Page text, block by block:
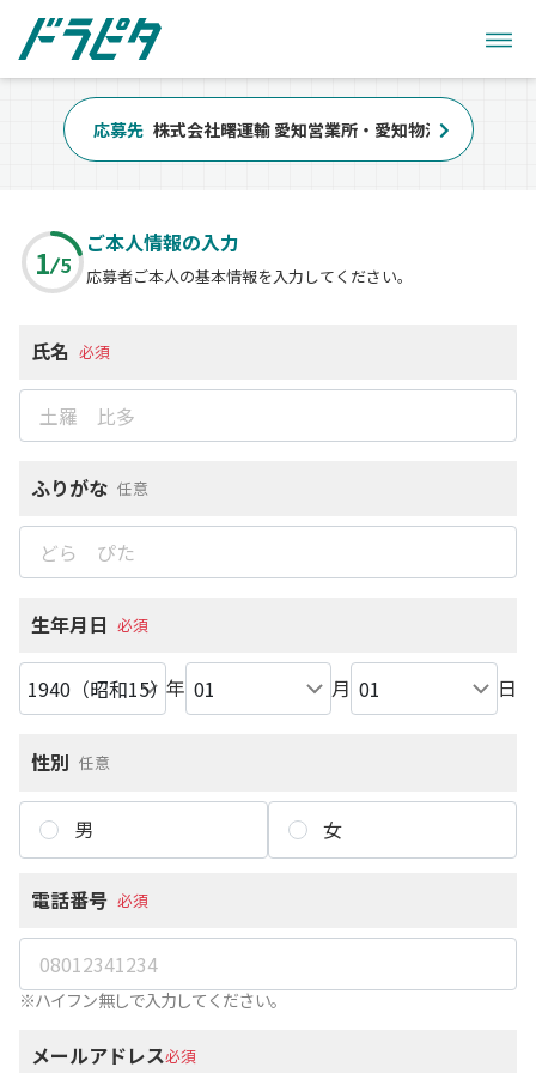
応募先 株式会社曙運輸 愛知営業所・愛知物流センター
1 5
ご本人情報の入力
応募者ご本人の基本情報を入力してください。
氏名 必須
ふりがな 任意
生年月日 必須
年 月 日
性別 任意
男 女
電話番号 必須
※ハイフン無しで入力してください。
メールアドレス必須